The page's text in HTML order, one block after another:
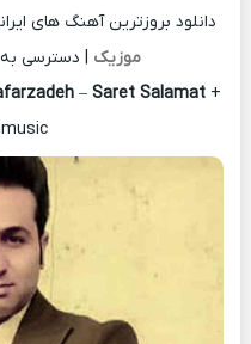
دانلود بروزترین آهنگ های
موزیک | دسترسی به
– Saret Salamat +